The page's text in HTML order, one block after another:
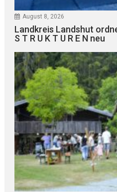
August 8, 2026
Landkreis Landshut
S T R U K T U R E N neu